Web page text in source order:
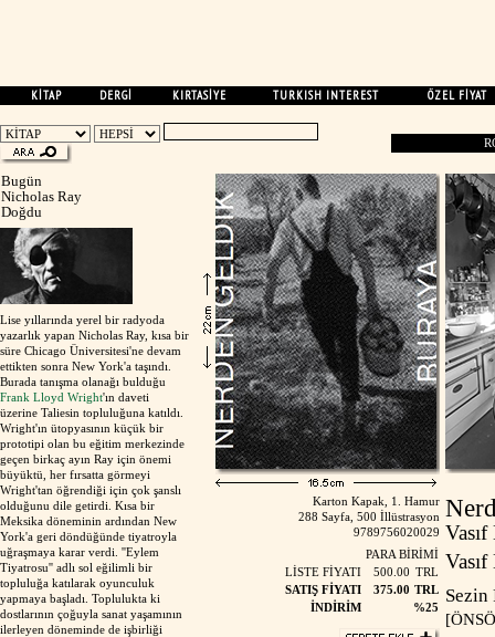
KİTAP DERGİ KIRTASİYE TURKISH INTEREST ÖZEL FİYAT
Bugün
Nicholas Ray
Doğdu
Lise yıllarında yerel bir radyoda
yazarlık yapan Nicholas Ray, kısa bir
süre Chicago Üniversitesi'ne devam
ettikten sonra New York'a taşındı.
Burada tanışma olanağı bulduğu
Frank Lloyd Wright'ın daveti
üzerine Taliesin topluluğuna katıldı.
Wright'ın ütopyasının küçük bir
prototipi olan bu eğitim merkezinde
geçen birkaç ayın Ray için önemi
büyüktü, her fırsatta görmeyi
Wright'tan öğrendiği için çok şanslı
olduğunu dile getirdi. Kısa bir
Meksika döneminin ardından New
York'a geri döndüğünde tiyatroyla
uğraşmaya karar verdi. ''Eylem
Tiyatrosu'' adlı sol eğilimli bir
topluluğa katılarak oyunculuk
yapmaya başladı. Toplulukta ki
dostlarının çoğuyla sanat yaşamının
ilerleyen döneminde de işbirliği
Karton Kapak, 1. Hamur
288 Sayfa, 500 İllüstrasyon
9789756020029
PARA BİRİMİ
LİSTE FİYATI
500.00 TRL
SATIŞ FİYATI
375.00 TRL
İNDİRİM
%25
Sezin